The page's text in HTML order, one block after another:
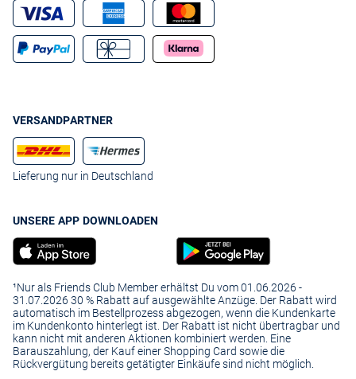
VERSANDPARTNER
Lieferung nur in Deutschland
UNSERE APP DOWNLOADEN
¹Nur als Friends Club Member erhältst Du vom 01.06.2026 -
31.07.2026 30 % Rabatt auf ausgewählte Anzüge. Der Rabatt wird
automatisch im Bestellprozess abgezogen, wenn die Kundenkarte
im Kundenkonto hinterlegt ist. Der Rabatt ist nicht übertragbar und
kann nicht mit anderen Aktionen kombiniert werden. Eine
Barauszahlung, der Kauf einer Shopping Card sowie die
Rückvergütung bereits getätigter Einkäufe sind nicht möglich.